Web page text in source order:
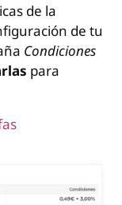
de la
de tu
Condiciones
para